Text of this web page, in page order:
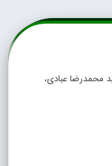
محمدرضا عبادی،